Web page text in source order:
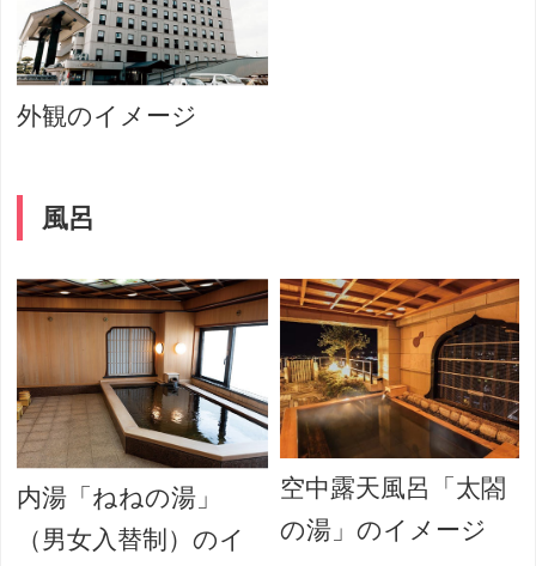
外観のイメージ
風呂
内湯「ねねの湯」
（男女入替制）のイ
空中露天風呂「太閤
の湯」のイメージ